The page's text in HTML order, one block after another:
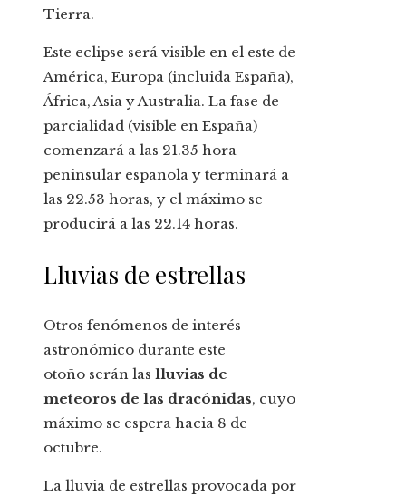
Tierra.
Este eclipse será visible en el este de
América, Europa (incluida España),
África, Asia y Australia. La fase de
parcialidad (visible en España)
comenzará a las 21.35 hora
peninsular española y terminará a
las 22.53 horas, y el máximo se
producirá a las 22.14 horas.
Lluvias de estrellas
Otros fenómenos de interés
astronómico durante este
otoño serán las lluvias de
meteoros de las dracónidas, cuyo
máximo se espera hacia 8 de
octubre.
La lluvia de estrellas provocada por